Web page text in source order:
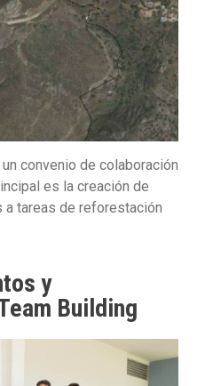
convenio de colaboración
es la creación de
tareas de reforestación
y
Building